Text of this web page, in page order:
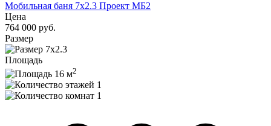
Мобильная баня 7x2.3 Проект МБ2
Цена
764 000 руб.
Размер
7x2.3
Площадь
16 м2
1
1